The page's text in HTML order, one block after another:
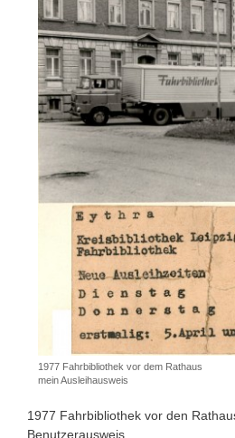
1977 Fahrbibliothek vor dem Rathaus
mein Ausleihausweis
1977 Fahrbibliothek vor den
Benutzerausweis